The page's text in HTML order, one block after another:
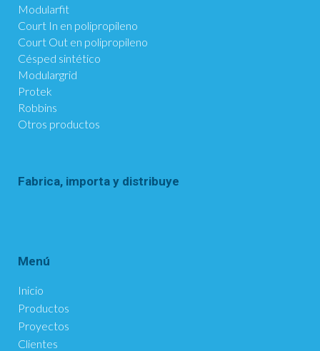
Modularfit
Court In en polipropileno
Court Out en polipropileno
Césped sintético
Modulargrid
Protek
Robbins
Otros productos
Fabrica, importa y distribuye
Menú
Inicio
Productos
Proyectos
Clientes